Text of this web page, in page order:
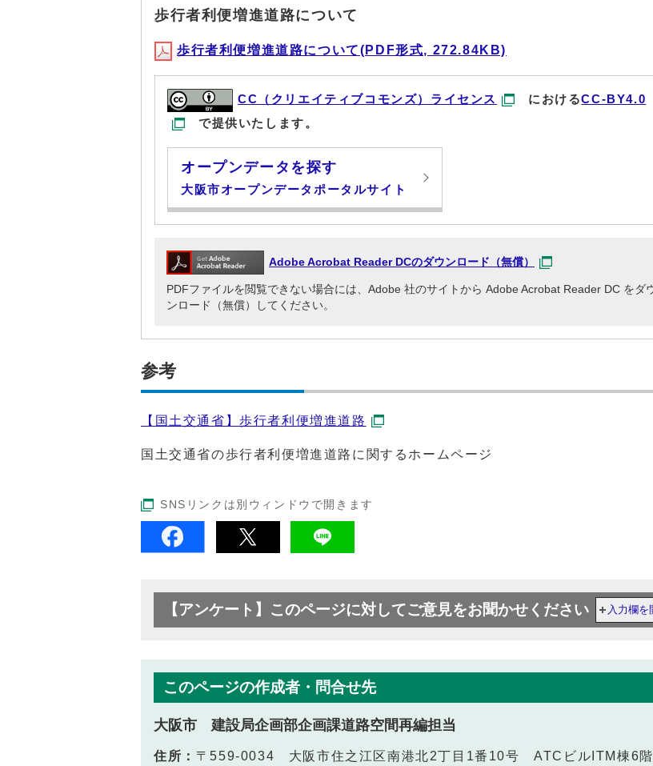
歩行者利便増進道路について
歩行者利便増進道路について(PDF形式, 272.84KB)
CC（クリエイティブコモンズ）ライセンス におけるCC-BY4.0
で提供いたします。
オープンデータを探す
大阪市オープンデータポータルサイト
Adobe Acrobat Reader DCのダウンロード（無償）
PDFファイルを閲覧できない場合には、Adobe 社のサイトから Adobe Acrobat Reader DC をダ
ンロード（無償）してください。
参考
【国土交通省】歩行者利便増進道路
国土交通省の歩行者利便増進道路に関するホームページ
SNSリンクは別ウィンドウで開きます
【アンケート】このページに対してご意見をお聞かせください 入力欄を
このページの作成者・問合せ先
大阪市 建設局企画部企画課道路空間再編担当
住所： 〒559-0034 大阪市住之江区南港北2丁目1番10号 ATCビルITM棟6階